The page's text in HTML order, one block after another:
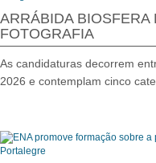
ARRÁBIDA
FOTOGRAFIA
As candidaturas decorrem
2026 e contemplam cinco